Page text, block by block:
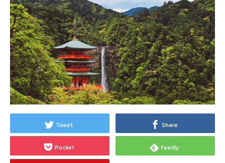
Tweet Share
Pocket feedly